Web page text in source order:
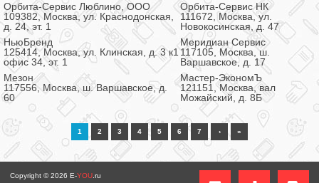
Орбита-Сервис Люблино, ООО
109382, Москва, ул. Краснодонская,
д. 24, эт. 1
Орбита-Сервис НК
111672, Москва, ул.
Новокосинская, д. 47
НьюБренд
125414, Москва, ул. Клинская, д. 3 к1
офис 34, эт. 1
Меридиан Сервис
117105, Москва, ш.
Варшавское, д. 17
Мезон
117556, Москва, ш. Варшавское, д.
60
Мастер-ЭкономЪ
121151, Москва, вал
Можайский, д. 8Б
1 2 3 4 5 6 7 › »
Copyright © 2026 E-YOU .ru